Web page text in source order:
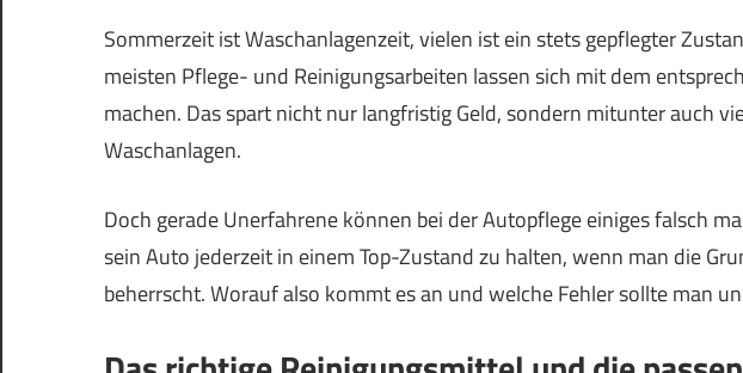
Sommerzeit ist Waschanlagenzeit, vielen ist ein stets gepflegter
meisten Pflege- und Reinigungsarbeiten lassen sich mit dem
machen. Das spart nicht nur langfristig Geld, sondern mitunter auch
Waschanlagen.
Doch gerade Unerfahrene können bei der Autopflege einiges falsch
sein Auto jederzeit in einem Top-Zustand zu halten, wenn man die
beherrscht. Worauf also kommt es an und welche Fehler sollte man